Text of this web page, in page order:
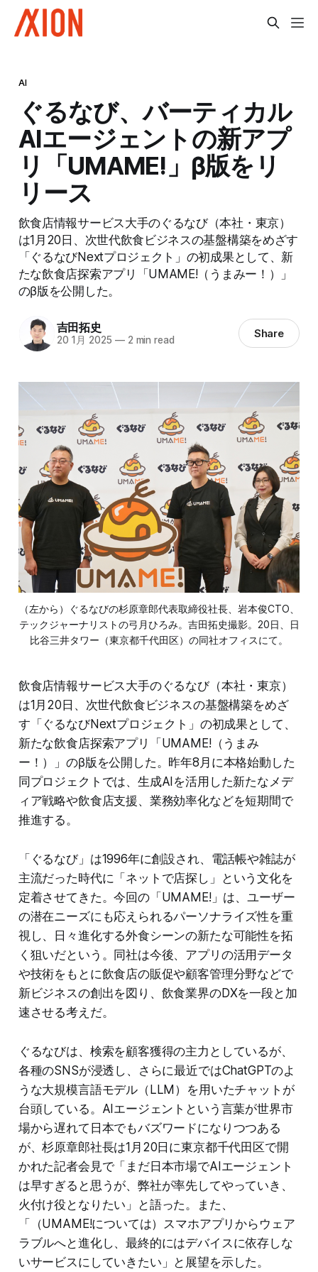
AI
ぐるなび、バーティカル
AIエージェントの新アプ
リ「UMAME!」β版をリ
リース
飲食店情報サービス大手のぐるなび（本社・東京）
は1月20日、次世代飲食ビジネスの基盤構築をめざす
「ぐるなびNextプロジェクト」の初成果として、新
たな飲食店探索アプリ「UMAME!（うまみー！）」
のβ版を公開した。
吉田拓史
20 1月 2025 —2 min read Share
（左から）ぐるなびの杉原章郎代表取締役社長、岩本俊CTO、
テックジャーナリストの弓月ひろみ。吉田拓史撮影。20日、日
比谷三井タワー（東京都千代田区）の同社オフィスにて。
飲食店情報サービス大手のぐるなび（本社・東京）
は1月20日、次世代飲食ビジネスの基盤構築をめざ
す「ぐるなびNextプロジェクト」の初成果として、
新たな飲食店探索アプリ「UMAME!（うまみ
ー！）」のβ版を公開した。昨年8月に本格始動した
同プロジェクトでは、生成AIを活用した新たなメデ
ィア戦略や飲食店支援、業務効率化などを短期間で
推進する。
「ぐるなび」は1996年に創設され、電話帳や雑誌が
主流だった時代に「ネットで店探し」という文化を
定着させてきた。今回の「UMAME!」は、ユーザー
の潜在ニーズにも応えられるパーソナライズ性を重
視し、日々進化する外食シーンの新たな可能性を拓
く狙いだという。同社は今後、アプリの活用データ
や技術をもとに飲食店の販促や顧客管理分野などで
新ビジネスの創出を図り、飲食業界のDXを一段と加
速させる考えだ。
ぐるなびは、検索を顧客獲得の主力としているが、
各種のSNSが浸透し、さらに最近ではChatGPTのよ
うな大規模言語モデル（LLM）を用いたチャットが
台頭している。AIエージェントという言葉が世界市
場から遅れて日本でもバズワードになりつつある
が、杉原章郎社長は1月20日に東京都千代田区で開
かれた記者会見で「まだ日本市場でAIエージェント
は早すぎると思うが、弊社が率先してやっていき、
火付け役となりたい」と語った。また、
「（UMAME!については）スマホアプリからウェア
ラブルへと進化し、最終的にはデバイスに依存しな
いサービスにしていきたい」と展望を示した。